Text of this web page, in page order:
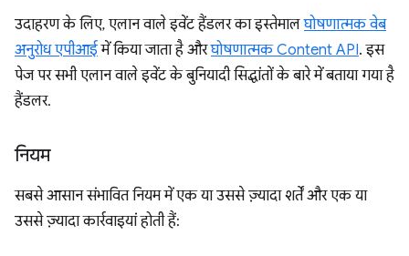
उदाहरण के लिए, एलान वाले इवेंट हैंडलर का इस्तेमालघोषणात्मक वेब
अनुरोध एपीआईमें किया जाता है औरघोषणात्मक Content API. इस
पेज पर सभी एलान वाले इवेंट के बुनियादी सिद्धांतों के बारे में बताया गया है
हैंडलर.
नियम
सबसे आसान संभावित नियम में एक या उससे ज़्यादा शर्तें और एक या
उससे ज़्यादा कार्रवाइयां होती हैं: